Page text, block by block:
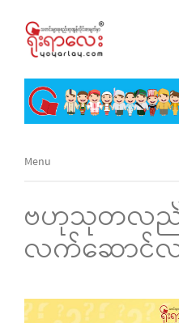
Menu
Menu
ဗဟုသုတလည်
လက်ဆောင်